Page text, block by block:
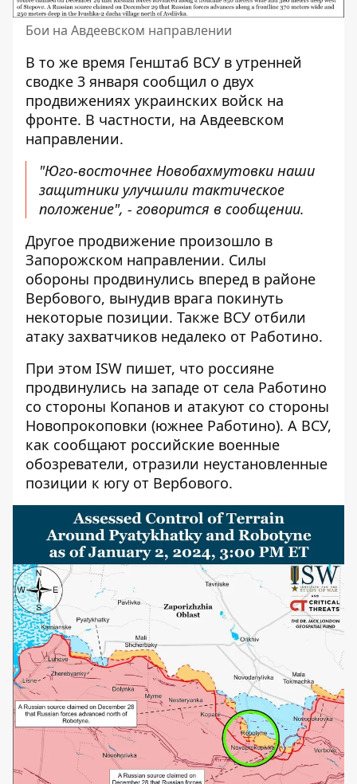
Бои на Авдеевском направлении
В то же время Генштаб ВСУ в утренней
сводке 3 января сообщил о двух
продвижениях украинских войск на
фронте. В частности, на Авдеевском
направлении.
"Юго-восточнее Новобахмутовки наши
защитники улучшили тактическое
положение", - говорится в сообщении.
Другое продвижение произошло в
Запорожском направлении. Силы
обороны продвинулись вперед в районе
Вербового, вынудив врага покинуть
некоторые позиции. Также ВСУ отбили
атаку захватчиков недалеко от Работино.
При этом ISW пишет, что россияне
продвинулись на западе от села Работино
со стороны Копанов и атакуют со стороны
Новопрокоповки (южнее Работино). А ВСУ,
как сообщают российские военные
обозреватели, отразили неустановленные
позиции к югу от Вербового.